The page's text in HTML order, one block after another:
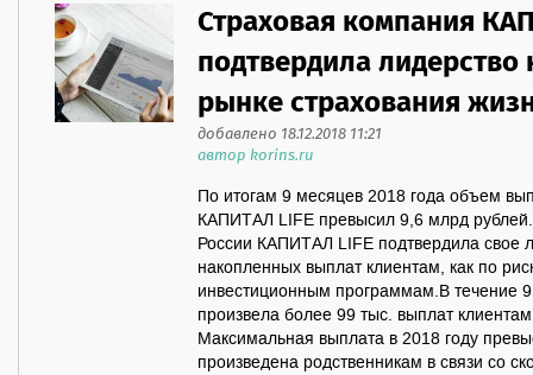
Страховая компания
подтвердила
рынке страхования
добавлено 18.12.2018 11:21
автор korins.ru
По итогам 9 месяцев 2018 года объем
КАПИТАЛ LIFE превысил 9,6 млрд
России КАПИТАЛ LIFE подтвердила свое
накопленных выплат клиентам, как по
инвестиционным программам.В течение
произвела более 99 тыс. выплат
Максимальная выплата в 2018 году
произведена родственникам в связи со